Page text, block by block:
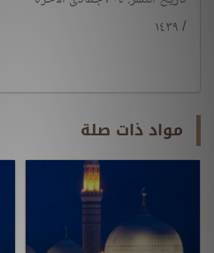
/ ١٤٣٩
مواد ذات صلة